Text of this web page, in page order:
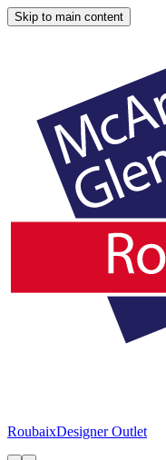
Skip to main content
RoubaixDesigner Outlet